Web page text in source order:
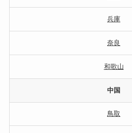
兵庫
奈良
和歌山
中国
鳥取